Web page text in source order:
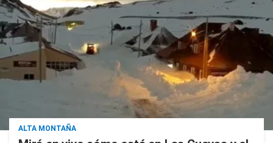
ALTA MONTAÑA